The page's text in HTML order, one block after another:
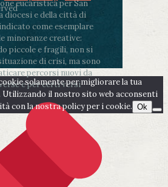
eucaristica per San
diocesi e della città di
come esemplare
minoranze creative:
piccole e fragili, non si
di crisi, ma sono
percorsi nuovi da
e per certi versi
solamente per migliorare la tua
Utilizzando il nostro sito web acconsenti
con la nostra policy per i cookie. Ok